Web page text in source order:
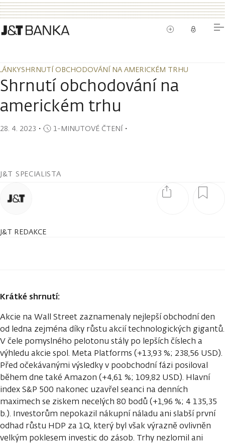
SHRNUTÍ OBCHODOVÁNÍ NA AMERICKÉM TRHU
SHRNUTÍ OBCHODOVÁNÍ NA AMERICKÉM TRHU
Shrnutí obchodování na
americkém trhu
28. 4. 2023 ・ 1-MINUTOVÉ ČTENÍ・
J&T SPECIALISTA
J&T REDAKCE
Krátké shrnutí:
Akcie na Wall Street zaznamenaly nejlepší obchodní den
od ledna zejména díky růstu akcií technologických gigantů.
V čele pomyslného pelotonu stály po lepších číslech a
výhledu akcie spol. Meta Platforms (+13,93 %; 238,56 USD).
Před očekávanými výsledky v poobchodní fázi posiloval
během dne také Amazon (+4,61 %; 109,82 USD). Hlavní
index S&P 500 nakonec uzavřel seanci na denních
maximech se ziskem necelých 80 bodů (+1,96 %; 4 135,35
b.). Investorům nepokazil nákupní náladu ani slabší první
odhad růstu HDP za 1Q, který byl však výrazně ovlivněn
velkým poklesem investic do zásob. Trhy nezlomil ani